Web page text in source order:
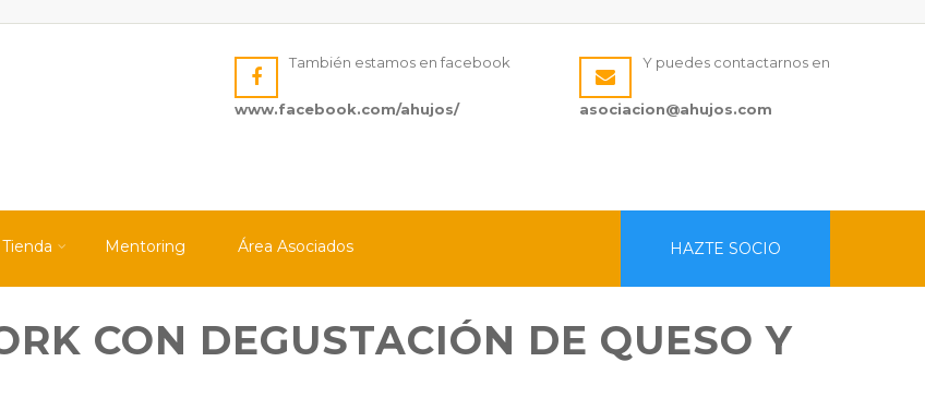
También estamos en facebook
www.facebook.com/ahujos/
Y puedes contactarnos en
asociacion@ahujos.com
Tienda Mentoring Área Asociados HAZTE SOCIO
CON DEGUSTACIÓN DE QUESO Y